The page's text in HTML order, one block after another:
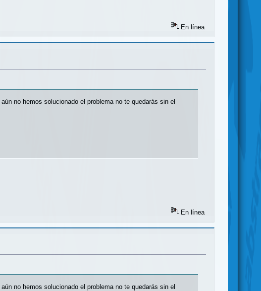
En línea
no hemos solucionado el problema no te quedarás sin el
En línea
no hemos solucionado el problema no te quedarás sin el